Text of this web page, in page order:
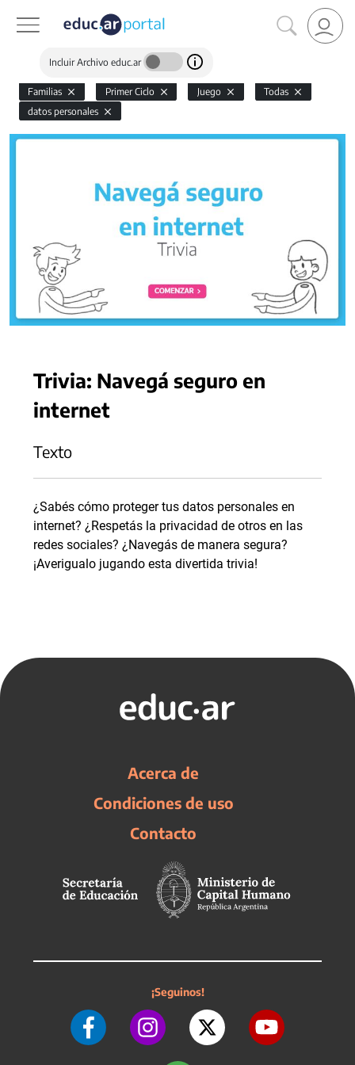
Incluir Archivo educ.ar
Familias Primer Ciclo Juego
Todas
datos personales
Trivia: Navegá seguro en
internet
Texto
¿Sabés cómo proteger tus datos personales en
internet? ¿Respetás la privacidad de otros en las
redes sociales? ¿Navegás de manera segura?
¡Averigualo jugando esta divertida trivia!
Acerca de
Condiciones de uso
Contacto
¡Seguinos!